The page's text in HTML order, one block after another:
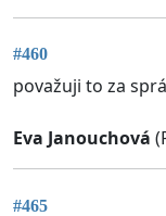
#460
považuji to za
Eva Janouchová
#465